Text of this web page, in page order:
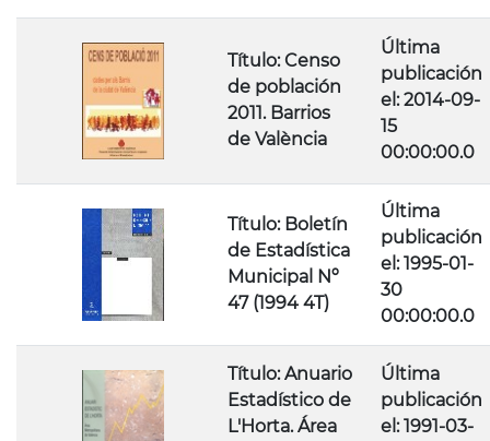
Título: Censo
de población
2011. Barrios
de València
Última
publicación
el: 2014-09-
15
00:00:00.0
Título: Boletín
de Estadística
Municipal Nº
47 (1994 4T)
Última
publicación
el: 1995-01-
30
00:00:00.0
Título: Anuario
Estadístico de
L'Horta. Área
Última
publicación
el: 1991-03-